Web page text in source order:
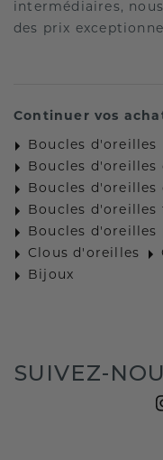
intermédiaires,
des prix
Continuer vos
Boucles d'oreilles
Boucles d'oreilles
Boucles d'oreilles
Boucles d'oreilles
Boucles d'oreilles
Clous d'oreilles
Bijoux
SUIVEZ-